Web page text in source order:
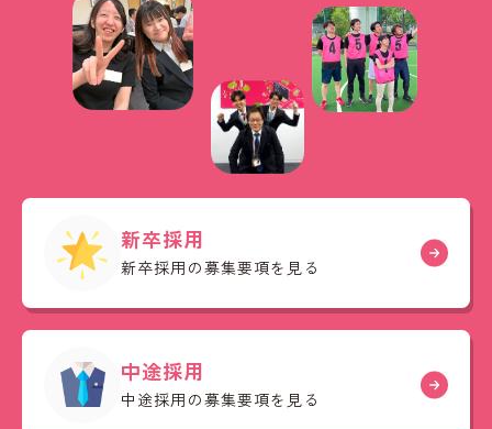
新卒採用
新卒採用の募集要項を見る
中途採用
中途採用の募集要項を見る